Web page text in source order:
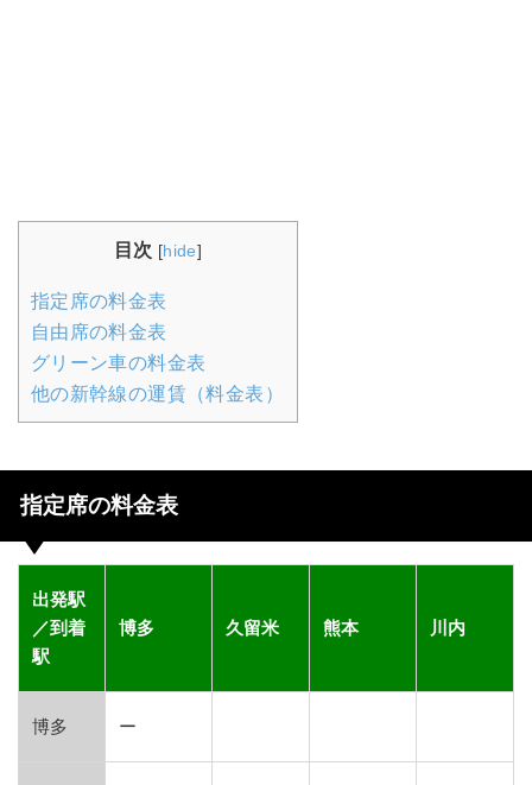
目次 [hide]
指定席の料金表
自由席の料金表
グリーン車の料金表
他の新幹線の運賃（料金表）
指定席の料金表
出発駅
／到着
駅
博多 久留米 熊本 川内
博多 ー